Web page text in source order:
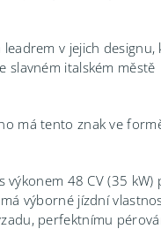
v jejich designu,
slavném italském městě
má tento znak ve
48 CV (35 kW)
výborné jízdní
perfektnímu